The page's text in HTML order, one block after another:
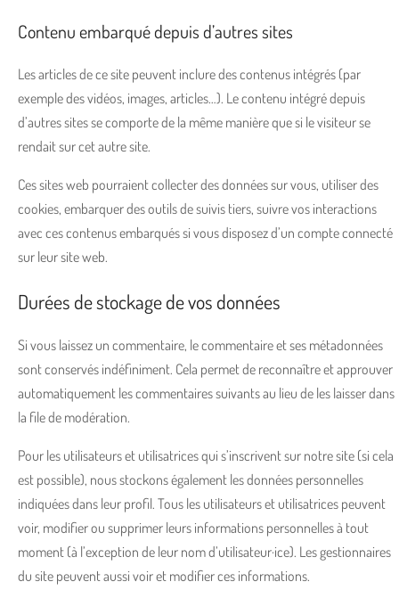
Contenu embarqué depuis d’autres sites
Les articles de ce site peuvent inclure des contenus intégrés (par
exemple des vidéos, images, articles…). Le contenu intégré depuis
d’autres sites se comporte de la même manière que si le visiteur se
rendait sur cet autre site.
Ces sites web pourraient collecter des données sur vous, utiliser des
cookies, embarquer des outils de suivis tiers, suivre vos interactions
avec ces contenus embarqués si vous disposez d’un compte connecté
sur leur site web.
Durées de stockage de vos données
Si vous laissez un commentaire, le commentaire et ses métadonnées
sont conservés indéfiniment. Cela permet de reconnaître et approuver
automatiquement les commentaires suivants au lieu de les laisser dans
la file de modération.
Pour les utilisateurs et utilisatrices qui s’inscrivent sur notre site (si cela
est possible), nous stockons également les données personnelles
indiquées dans leur profil. Tous les utilisateurs et utilisatrices peuvent
voir, modifier ou supprimer leurs informations personnelles à tout
moment (à l’exception de leur nom d’utilisateur·ice). Les gestionnaires
du site peuvent aussi voir et modifier ces informations.